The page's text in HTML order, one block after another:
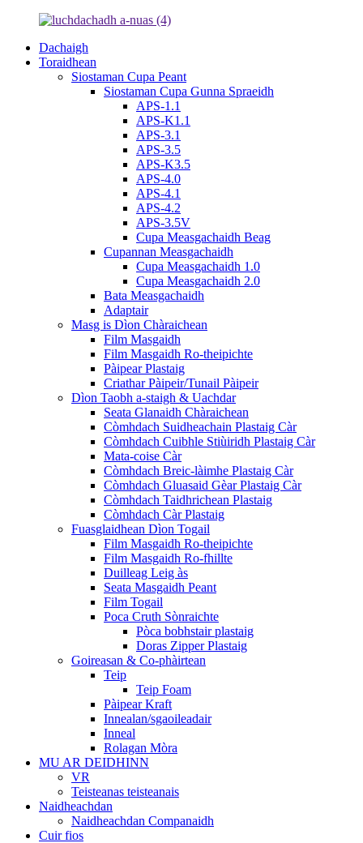
Dachaigh
Toraidhean
Siostaman Cupa Peant
Siostaman Cupa Gunna Spraeidh
APS-1.1
APS-K1.1
APS-3.1
APS-3.5
APS-K3.5
APS-4.0
APS-4.1
APS-4.2
APS-3.5V
Cupa Measgachaidh Beag
Cupannan Measgachaidh
Cupa Measgachaidh 1.0
Cupa Measgachaidh 2.0
Bata Measgachaidh
Adaptair
Masg is Dìon Chàraichean
Film Masgaidh
Film Masgaidh Ro-theipichte
Pàipear Plastaig
Criathar Pàipeir/Tunail Pàipeir
Dìon Taobh a-staigh & Uachdar
Seata Glanaidh Chàraichean
Còmhdach Suidheachain Plastaig Càr
Còmhdach Cuibhle Stiùiridh Plastaig Càr
Mata-coise Càr
Còmhdach Breic-làimhe Plastaig Càr
Còmhdach Gluasaid Gèar Plastaig Càr
Còmhdach Taidhrichean Plastaig
Còmhdach Càr Plastaig
Fuasglaidhean Dìon Togail
Film Masgaidh Ro-theipichte
Film Masgaidh Ro-fhillte
Duilleag Leig às
Seata Masgaidh Peant
Film Togail
Poca Cruth Sònraichte
Pòca bobhstair plastaig
Doras Zipper Plastaig
Goireasan & Co-phàirtean
Teip
Teip Foam
Pàipear Kraft
Innealan/sgaoileadair
Inneal
Rolagan Mòra
MU AR DEIDHINN
VR
Teisteanas teisteanais
Naidheachdan
Naidheachdan Companaidh
Cuir fios